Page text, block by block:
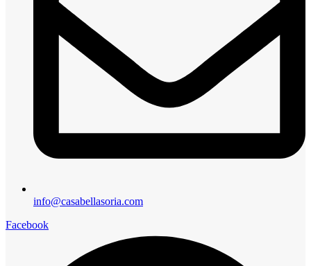
info@casabellasoria.com
Facebook